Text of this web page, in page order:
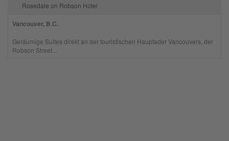
Rosedale on Robson Hotel
Vancouver, B.C.
Geräumige Suites direkt an der touristischen Hauptader Vancouvers, der
Robson Street...